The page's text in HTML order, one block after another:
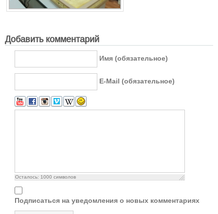
Добавить комментарий
Имя (обязательное)
E-Mail (обязательное)
Осталось: 1000 символов
Подписаться на уведомления о новых комментариях